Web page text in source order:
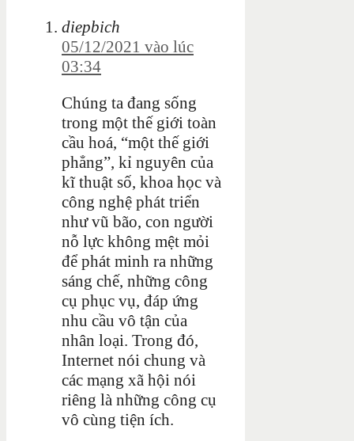
diepbich
05/12/2021 vào lúc
03:34
Chúng ta đang sống
trong một thế giới toàn
cầu hoá, “một thế giới
phẳng”, kỉ nguyên của
kĩ thuật số, khoa học và
công nghệ phát triển
như vũ bão, con người
nỗ lực không mệt mỏi
để phát minh ra những
sáng chế, những công
cụ phục vụ, đáp ứng
nhu cầu vô tận của
nhân loại. Trong đó,
Internet nói chung và
các mạng xã hội nói
riêng là những công cụ
vô cùng tiện ích.